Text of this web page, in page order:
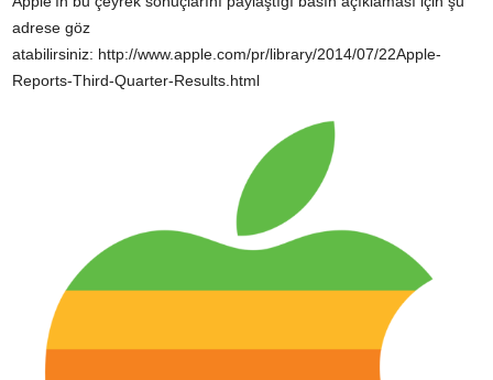
adrese göz
atabilirsiniz: http://www.apple.com/pr/library/2014/07/22Apple-
Reports-Third-Quarter-Results.html